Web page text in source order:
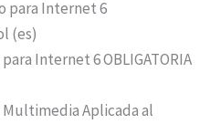
para Internet 6
(es)
Internet 6 OBLIGATORIA
Aplicada al